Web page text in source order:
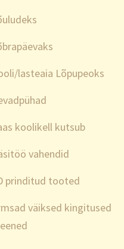
lasteaia Lõpupeoks
koolikell kutsub
vahendid
prinditud tooted
väiksed kingitused